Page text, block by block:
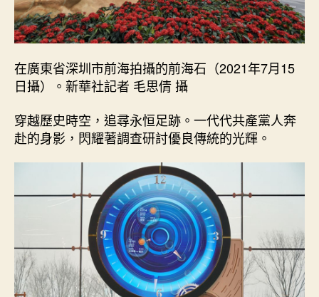
在廣東省深圳市前海拍攝的前海石（2021年7月15
日攝）。新華社記者 毛思倩 攝
穿越歷史時空，追尋永恒足跡。一代代共產黨人奔
赴的身影，閃耀著調查研討優良傳統的光輝。